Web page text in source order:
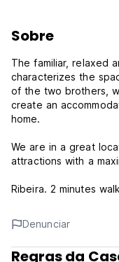
Sobre
The familiar, relaxed
characterizes the
of the two brothers,
create an
home.
We are in a great
attractions with a
Ribeira. 2 minutes
Torre dos Clerigos:
Sao Bento Station: 6
Rua Galerias de
Avenida dos Aliados:
Denunciar
Regras da